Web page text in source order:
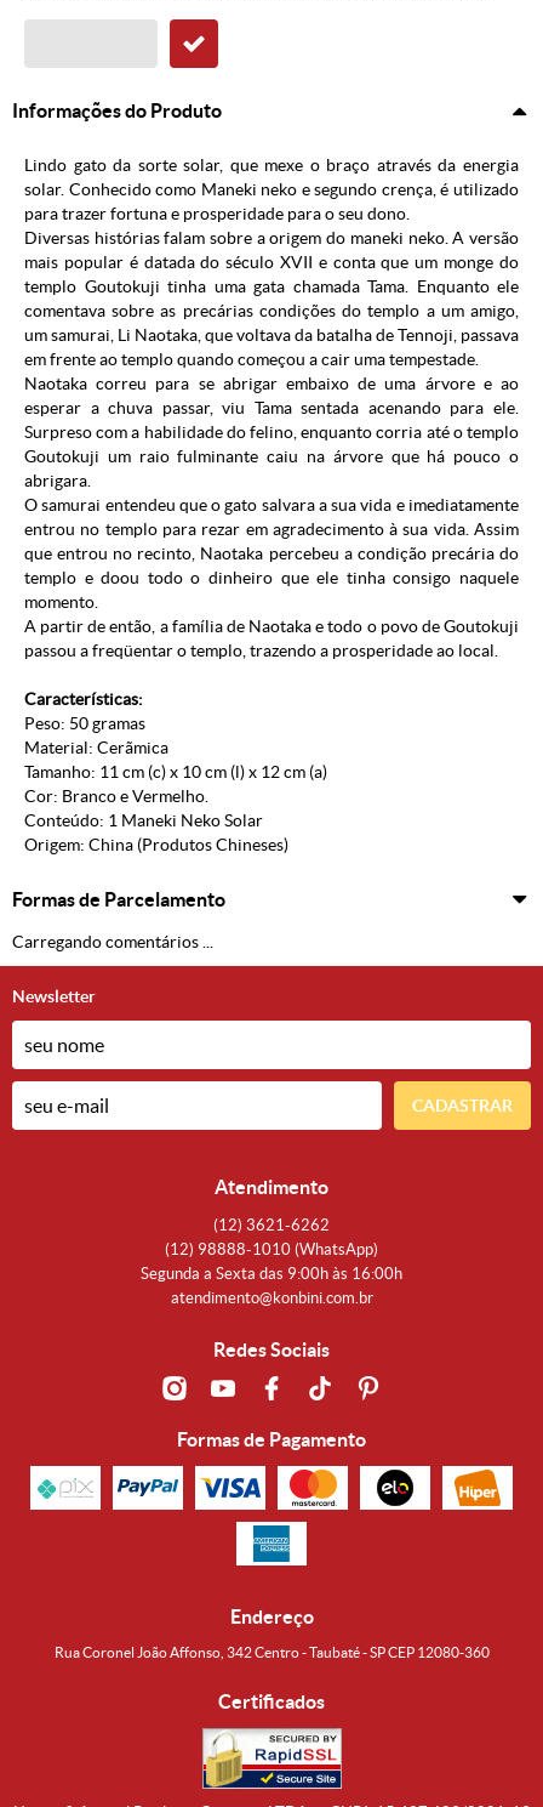
Informações do Produto
Lindo gato da sorte solar, que mexe o braço através da energia
solar. Conhecido como Maneki neko e segundo crença, é utilizado
para trazer fortuna e prosperidade para o seu dono.
Diversas histórias falam sobre a origem do maneki neko. A versão
mais popular é datada do século XVII e conta que um monge do
templo Goutokuji tinha uma gata chamada Tama. Enquanto ele
comentava sobre as precárias condições do templo a um amigo,
um samurai, Li Naotaka, que voltava da batalha de Tennoji, passava
em frente ao templo quando começou a cair uma tempestade.
Naotaka correu para se abrigar embaixo de uma árvore e ao
esperar a chuva passar, viu Tama sentada acenando para ele.
Surpreso com a habilidade do felino, enquanto corria até o templo
Goutokuji um raio fulminante caiu na árvore que há pouco o
abrigara.
O samurai entendeu que o gato salvara a sua vida e imediatamente
entrou no templo para rezar em agradecimento à sua vida. Assim
que entrou no recinto, Naotaka percebeu a condição precária do
templo e doou todo o dinheiro que ele tinha consigo naquele
momento.
A partir de então, a família de Naotaka e todo o povo de Goutokuji
passou a freqüentar o templo, trazendo a prosperidade ao local.
Características:
Peso: 50 gramas
Material: Cerãmica
Tamanho: 11 cm (c)x 10 cm (l) x 12 cm (a)
Cor: Branco e Vermelho.
Conteúdo: 1 Maneki Neko Solar
Origem: China (Produtos Chineses)
Formas de Parcelamento
Carregando comentários ...
Newsletter
CADASTRAR
Atendimento
(12) 3621-6262
(12) 98888-1010 (WhatsApp)
Segunda a Sexta das 9:00h às 16:00h
atendimento@konbini.com.br
Redes Sociais
Formas de Pagamento
Endereço
Rua Coronel João Affonso, 342 Centro - Taubaté - SP CEP 12080-360
Certificados